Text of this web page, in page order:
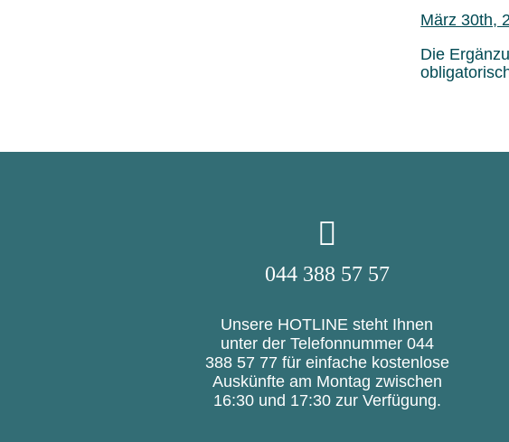
März 30th,
Die
044 388 57 57
Unsere HOTLINE steht Ihnen
unter der Telefonnummer 044
388 57 77 für einfache kostenlose
Auskünfte am Montag zwischen
16:30 und 17:30 zur Verfügung.